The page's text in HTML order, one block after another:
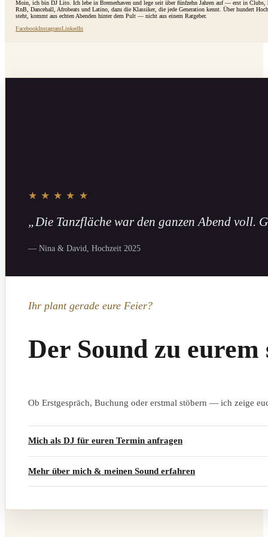
Moin, ich bin DJ Lito. Ich lebe in Bremerhaven und lege seit über fünfzehn Jahren auf — erst in
RnB, Dancehall, Afrobeats und Latino, dazu die Klassiker, die jede Generation kennt. Über hundert
steht, kommt aus echten Abenden hinter dem Pult — nicht aus einem Ratgeber.
FacebookInstagramLinkedIn
★★★★★
„Die Tanzfläche war den ganzen Abend voll.
— Nina & David, Hochzeit 2025
Ihr plant gerade eure Feier?
Der Sound zu eurem
Ob Erstgespräch, Buchung oder erstmal stöbern — ich zeige
Mich als DJ für euren Termin anfragen
Mehr über mich & meinen Sound erfahren